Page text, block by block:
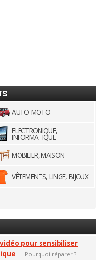
AUTO-MOTO
ELECTRONIQUE,
INFORMATIQUE
MOBILIER, MAISON
VÊTEMENTS, LINGE, BIJOUX
pour sensibiliser
— Pourquoi réparer ? —